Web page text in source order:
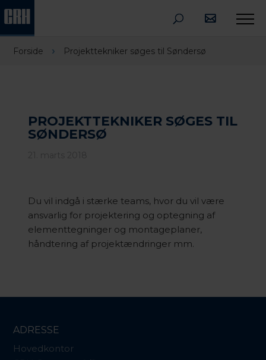
Forside › Projekttekniker søges til Søndersø
PROJEKTTEKNIKER SØGES TIL
SØNDERSØ
Du vil indgå i stærke teams, hvor du vil være
ansvarlig for projektering og optegning af
elementtegninger og montageplaner,
håndtering af projektændringer mm.
ADRESSE
Hovedkontor